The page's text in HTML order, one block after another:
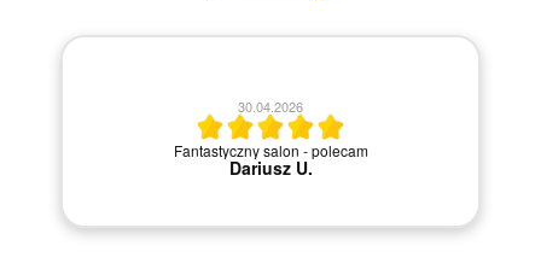
20.04.2026
Szybka i sprawna obsługa.